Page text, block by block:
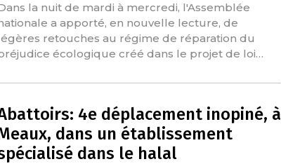
la nuit de mardi à mercredi, l'Assemblée
a apporté, en nouvelle lecture, de
retouches au régime de réparation du
écologique créé dans le projet de loi…
4e déplacement inopiné, à
dans un établissement
dans le halal